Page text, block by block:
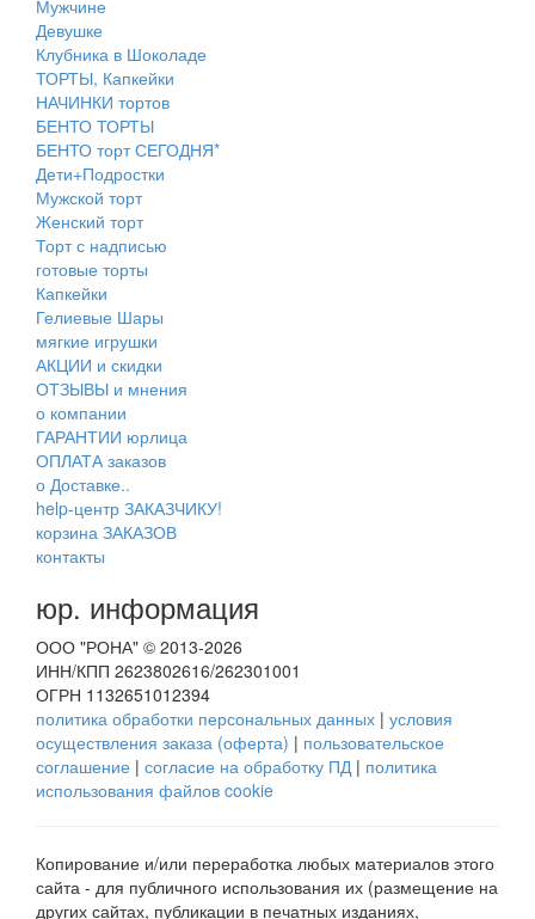
Мужчине
Девушке
Клубника в Шоколаде
ТОРТЫ, Капкейки
НАЧИНКИ тортов
БЕНТО ТОРТЫ
БЕНТО торт СЕГОДНЯ*
Дети+Подростки
Мужской торт
Женский торт
Торт с надписью
готовые торты
Капкейки
Гелиевые Шары
мягкие игрушки
АКЦИИ и скидки
ОТЗЫВЫ и мнения
о компании
ГАРАНТИИ юрлица
ОПЛАТА заказов
о Доставке..
help-центр ЗАКАЗЧИКУ!
корзина ЗАКАЗОВ
контакты
юр. информация
ООО "РОНА" © 2013-2026
ИНН/КПП 2623802616/262301001
ОГРН 1132651012394
политика обработки персональных данных | условия
осуществления заказа (оферта) | пользовательское
соглашение | согласие на обработку ПД| политика
использования файлов cookie
Копирование и/или переработка любых материалов этого
сайта - для публичного использования их (размещение на
других сайтах, публикации в печатных изданиях,